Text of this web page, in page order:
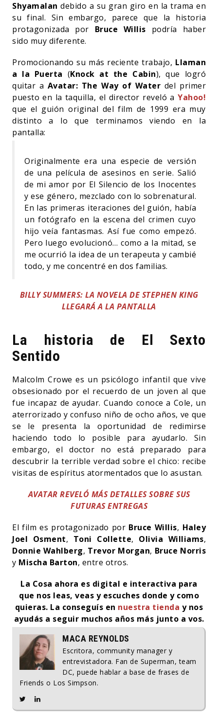
Shyamalan debido a su gran giro en la trama en
su final. Sin embargo, parece que la historia
protagonizada por Bruce Willis podría haber
sido muy diferente.
Promocionando su más reciente trabajo, Llaman
a la Puerta (Knock at the Cabin), que logró
quitar a Avatar: The Way of Water del primer
puesto en la taquilla, el director reveló a Yahoo!
que el guión original del film de 1999 era muy
distinto a lo que terminamos viendo en la
pantalla:
Originalmente era una especie de versión
de una película de asesinos en serie. Salió
de mi amor por El Silencio de los Inocentes
y ese género, mezclado con lo sobrenatural.
En las primeras iteraciones del guión, había
un fotógrafo en la escena del crimen cuyo
hijo veía fantasmas. Así fue como empezó.
Pero luego evolucionó… como a la mitad, se
me ocurrió la idea de un terapeuta y cambié
todo, y me concentré en dos familias.
BILLY SUMMERS: LA NOVELA DE STEPHEN KING
LLEGARÁ A LA PANTALLA
La historia de El Sexto
Sentido
Malcolm Crowe es un psicólogo infantil que vive
obsesionado por el recuerdo de un joven al que
fue incapaz de ayudar. Cuando conoce a Cole, un
aterrorizado y confuso niño de ocho años, ve que
se le presenta la oportunidad de redimirse
haciendo todo lo posible para ayudarlo. Sin
embargo, el doctor no está preparado para
descubrir la terrible verdad sobre el chico: recibe
visitas de espíritus atormentados que lo asustan.
AVATAR REVELÓ MÁS DETALLES SOBRE SUS
FUTURAS ENTREGAS
El film es protagonizado por Bruce Willis, Haley
Joel Osment, Toni Collette, Olivia Williams,
Donnie Wahlberg, Trevor Morgan, Bruce Norris
y Mischa Barton, entre otros.
La Cosa ahora es digital e interactiva para
que nos leas, veas y escuches donde y como
quieras. La conseguís en nuestra tienda y nos
ayudás a seguir muchos años más junto a vos.
MACA REYNOLDS
Escritora, community manager y
entrevistadora. Fan de Superman, team
DC, puede hablar a base de frases de
Friends o Los Simpson.